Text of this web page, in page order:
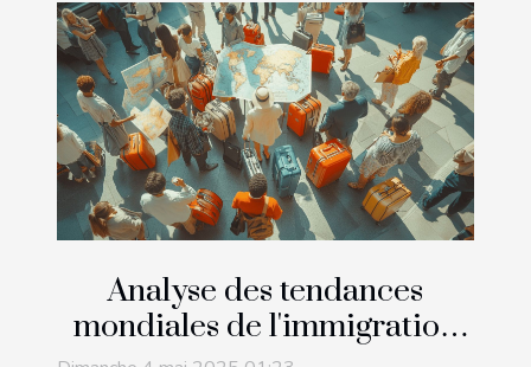
Analyse des tendances
mondiales de l'immigration